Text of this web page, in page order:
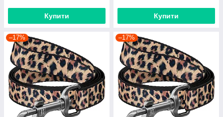
Купити Купити
–17% –17%